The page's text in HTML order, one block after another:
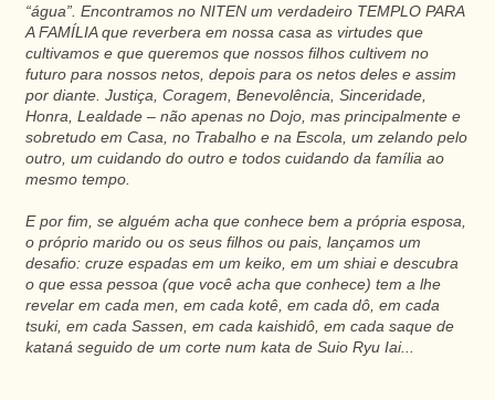
“água”. Encontramos no NITEN um verdadeiro TEMPLO PARA
A FAMÍLIA que reverbera em nossa casa as virtudes que
cultivamos e que queremos que nossos filhos cultivem no
futuro para nossos netos, depois para os netos deles e assim
por diante. Justiça, Coragem, Benevolência, Sinceridade,
Honra, Lealdade – não apenas no Dojo, mas principalmente e
sobretudo em Casa, no Trabalho e na Escola, um zelando pelo
outro, um cuidando do outro e todos cuidando da família ao
mesmo tempo.
E por fim, se alguém acha que conhece bem a própria esposa,
o próprio marido ou os seus filhos ou pais, lançamos um
desafio: cruze espadas em um keiko, em um shiai e descubra
o que essa pessoa (que você acha que conhece) tem a lhe
revelar em cada men, em cada kotê, em cada dô, em cada
tsuki, em cada Sassen, em cada kaishidô, em cada saque de
kataná seguido de um corte num kata de Suio Ryu Iai...